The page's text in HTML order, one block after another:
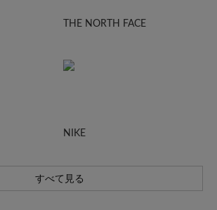
THE NORTH FACE
NIKE
すべて見る